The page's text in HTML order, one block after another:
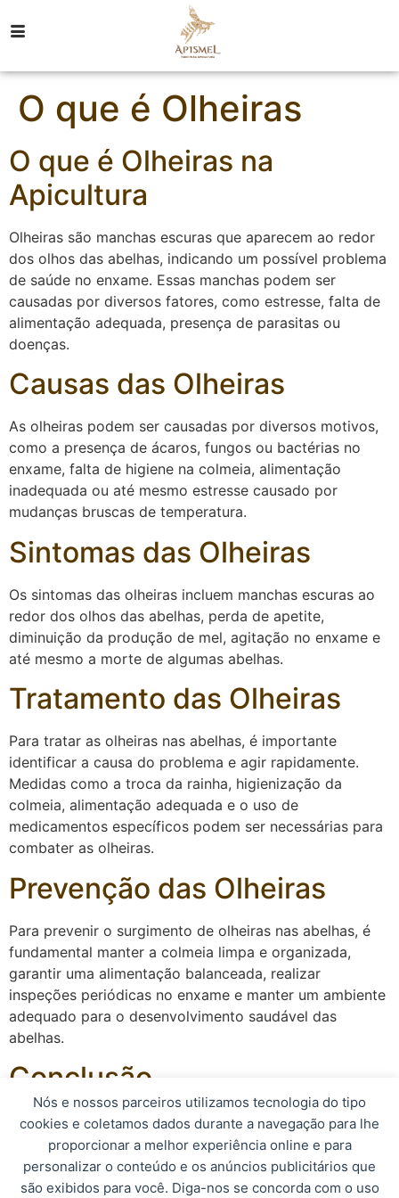
Nós e nossos parceiros utilizamos tecnologia do tipo
cookies e coletamos dados durante a navegação para lhe
proporcionar a melhor experiência online e para
personalizar o conteúdo e os anúncios publicitários que
são exibidos para você. Diga-nos se concorda com o uso
O que é Olheiras
O que é Olheiras na
Apicultura
Olheiras são manchas escuras que aparecem ao redor
dos olhos das abelhas, indicando um possível problema
de saúde no enxame. Essas manchas podem ser
causadas por diversos fatores, como estresse, falta de
alimentação adequada, presença de parasitas ou
doenças.
Causas das Olheiras
As olheiras podem ser causadas por diversos motivos,
como a presença de ácaros, fungos ou bactérias no
enxame, falta de higiene na colmeia, alimentação
inadequada ou até mesmo estresse causado por
mudanças bruscas de temperatura.
Sintomas das Olheiras
Os sintomas das olheiras incluem manchas escuras ao
redor dos olhos das abelhas, perda de apetite,
diminuição da produção de mel, agitação no enxame e
até mesmo a morte de algumas abelhas.
Tratamento das Olheiras
Para tratar as olheiras nas abelhas, é importante
identificar a causa do problema e agir rapidamente.
Medidas como a troca da rainha, higienização da
colmeia, alimentação adequada e o uso de
medicamentos específicos podem ser necessárias para
combater as olheiras.
Prevenção das Olheiras
Para prevenir o surgimento de olheiras nas abelhas, é
fundamental manter a colmeia limpa e organizada,
garantir uma alimentação balanceada, realizar
inspeções periódicas no enxame e manter um ambiente
adequado para o desenvolvimento saudável das
abelhas.
Conclusão
Em resumo, as olheiras são um sinal de alerta para
possíveis problemas de saúde no enxame de abelhas. É
importante estar atento aos sintomas, identificar a
causa do problema e tomar as medidas necessárias